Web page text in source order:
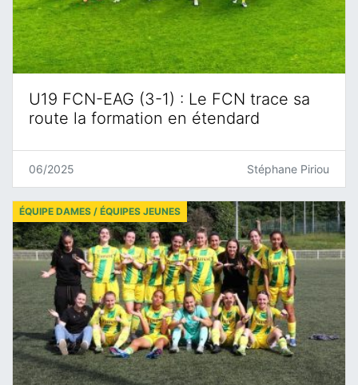
U19 FCN-EAG (3-1) : Le FCN trace sa
route la formation en étendard
06/2025 Stéphane Piriou
ÉQUIPE DAMES / ÉQUIPES JEUNES